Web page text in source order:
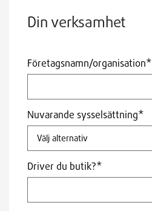
Din verksamhet
Företagsnamn/organisation*
Nuvarande sysselsättning*
Driver du butik?*